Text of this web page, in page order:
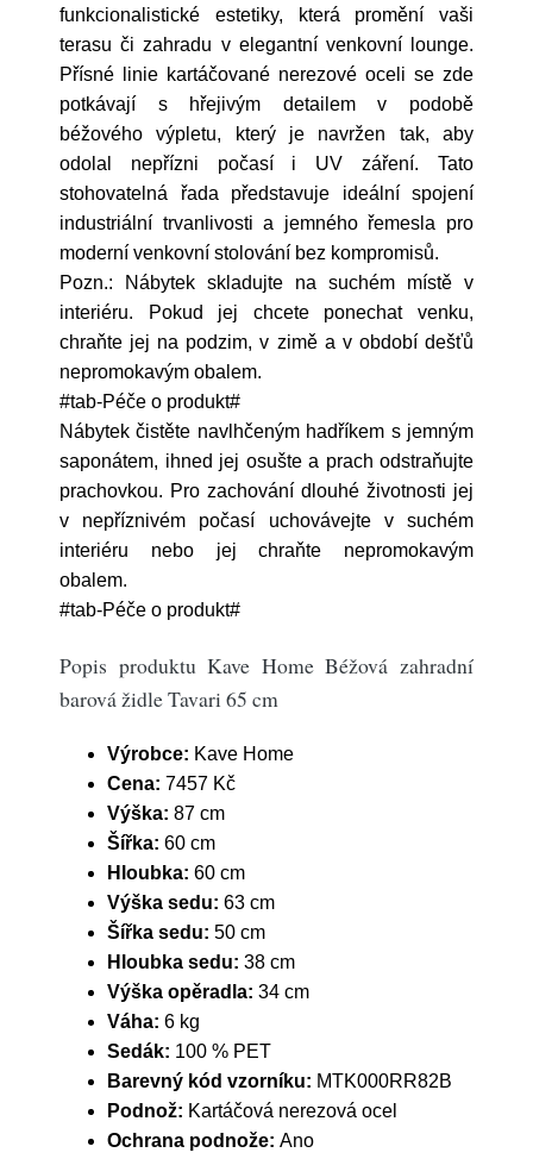
funkcionalistické estetiky, která promění vaši
terasu či zahradu v elegantní venkovní lounge.
Přísné linie kartáčované nerezové oceli se zde
potkávají s hřejivým detailem v podobě
béžového výpletu, který je navržen tak, aby
odolal nepřízni počasí i UV záření. Tato
stohovatelná řada představuje ideální spojení
industriální trvanlivosti a jemného řemesla pro
moderní venkovní stolování bez kompromisů.
Pozn.: Nábytek skladujte na suchém místě v
interiéru. Pokud jej chcete ponechat venku,
chraňte jej na podzim, v zimě a v období dešťů
nepromokavým obalem.
#tab-Péče o produkt#
Nábytek čistěte navlhčeným hadříkem s jemným
saponátem, ihned jej osušte a prach odstraňujte
prachovkou. Pro zachování dlouhé životnosti jej
v nepříznivém počasí uchovávejte v suchém
interiéru nebo jej chraňte nepromokavým
obalem.
#tab-Péče o produkt#
Popis produktu Kave Home Béžová zahradní
barová židle Tavari 65 cm
Výrobce: Kave Home
Cena: 7457 Kč
Výška: 87 cm
Šířka: 60 cm
Hloubka: 60 cm
Výška sedu: 63 cm
Šířka sedu: 50 cm
Hloubka sedu: 38 cm
Výška opěradla: 34 cm
Váha: 6 kg
Sedák: 100 % PET
Barevný kód vzorníku: MTK000RR82B
Podnož: Kartáčová nerezová ocel
Ochrana podnože: Ano